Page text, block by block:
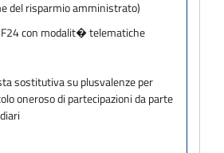
del risparmio amministrato)
con modalit� telematiche
sostitutiva su plusvalenze per
oneroso di partecipazioni da parte